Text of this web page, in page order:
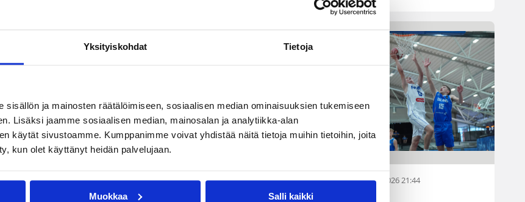
Yksityiskohdat Tietoja
sisällön ja mainosten räätälöimiseen, sosiaalisen median ominaisuuksien tukemiseen
Lisäksi jaamme sosiaalisen median, mainosalan ja analytiikka-alan
käytät sivustoamme. Kumppanimme voivat yhdistää näitä tietoja muihin tietoihin, joita
kun olet käyttänyt heidän palvelujaan.
Muokkaa Salli kaikki
MU15 06.08.2026 21:44